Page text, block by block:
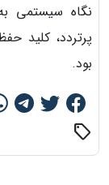
نگاه سیستمی
پرتردد، کلید
بود.
sell